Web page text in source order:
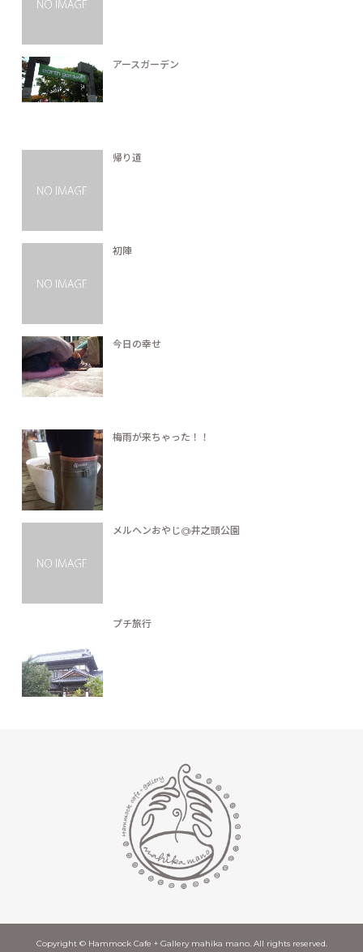
アースガーデン
帰り道
初陣
今日の幸せ
梅雨が来ちゃった！！
メルヘンおやじ@井之頭公園
プチ旅行
Copyright © Hammock Cafe + Gallery mahika mano. All rights reserved.